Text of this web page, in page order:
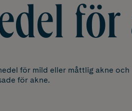
för
för mild eller måttlig akne och
för akne.